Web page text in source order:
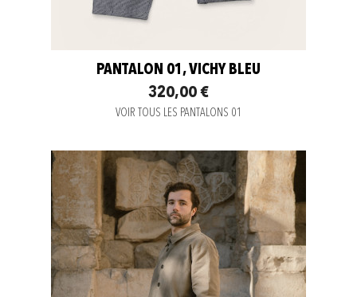
PANTALON 01, VICHY BLEU
320,00 €
VOIR TOUS LES PANTALONS 01